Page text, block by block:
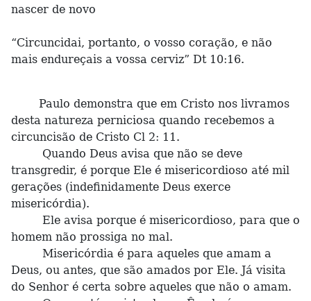
nascer de novo
“Circuncidai, portanto, o vosso coração, e não
mais endureçais a vossa cerviz” Dt 10:16.
Paulo demonstra que em Cristo nos livramos
desta natureza perniciosa quando recebemos a
circuncisão de Cristo Cl 2: 11.
Quando Deus avisa que não se deve
transgredir, é porque Ele é misericordioso até mil
gerações (indefinidamente Deus exerce
misericórdia).
Ele avisa porque é misericordioso, para que o
homem não prossiga no mal.
Misericórdia é para aqueles que amam a
Deus, ou antes, que são amados por Ele. Já visita
do Senhor é certa sobre aqueles que não o amam.